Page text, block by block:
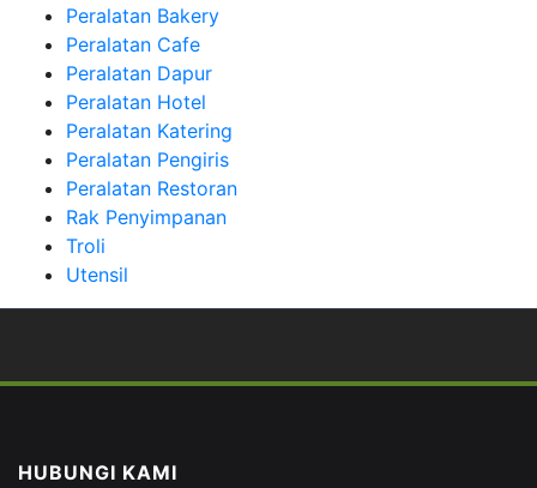
Peralatan Bakery
Peralatan Cafe
Peralatan Dapur
Peralatan Hotel
Peralatan Katering
Peralatan Pengiris
Peralatan Restoran
Rak Penyimpanan
Troli
Utensil
HUBUNGI KAMI